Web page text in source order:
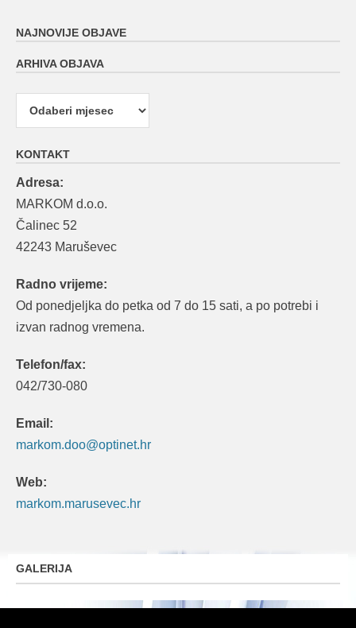
NAJNOVIJE OBJAVE
ARHIVA OBJAVA
Arhiva
objava
KONTAKT
Adresa:
MARKOM d.o.o.
Čalinec 52
42243 Maruševec
Radno vrijeme:
Od ponedjeljka do petka od 7 do 15 sati, a po potrebi i
izvan radnog vremena.
Telefon/fax:
042/730-080
Email:
markom.doo@optinet.hr
Web:
markom.marusevec.hr
GALERIJA